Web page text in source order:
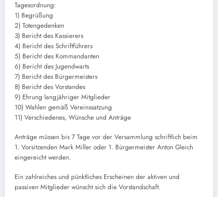
Tagesordnung:
1) Begrüßung
2) Totengedenken
3) Bericht des Kassierers
4) Bericht des Schriftführers
5) Bericht des Kommandanten
6) Bericht des Jugendwarts
7) Bericht des Bürgermeisters
8) Bericht des Vorstandes
9) Ehrung langjähriger Mitglieder
10) Wahlen gemäß Vereinssatzung
11) Verschiedenes, Wünsche und Anträge
Anträge müssen bis 7 Tage vor der Versammlung schriftlich beim
1. Vorsitzenden Mark Miller oder 1. Bürgermeister Anton Gleich
eingereicht werden.
Ein zahlreiches und pünktliches Erscheinen der aktiven und
passiven Mitglieder wünscht sich die Vorstandschaft.